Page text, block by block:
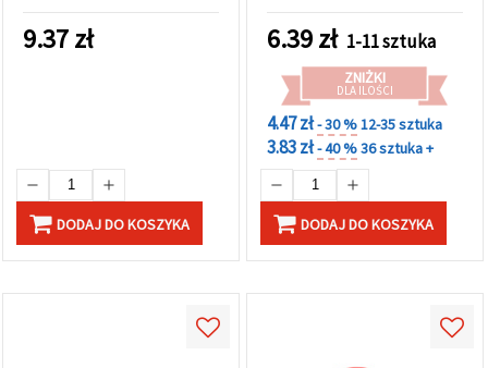
9.37zł
DODAJ DO KOSZYKA
pakowania prezentów,
wianków i dekoracji
florystycznych
6.39zł 1-11 sztuka
ZNIŻKI
DLA ILOŚCI
4.47 zł- 30 %12-35 sztuka
3.83 zł- 40 %36 sztuka +
DODAJ DO KOSZYKA